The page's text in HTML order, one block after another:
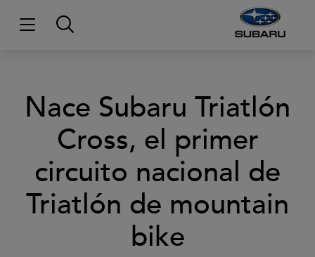
Nace Subaru Triatlón
Cross, el primer
circuito nacional de
Triatlón de mountain
bike